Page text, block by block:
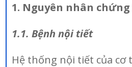
1. Nguyên nhân
1.1. Bệnh nội tiết
Hệ thống nội tiết của cơ